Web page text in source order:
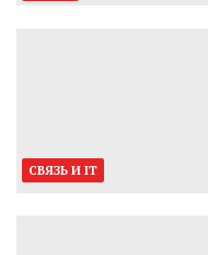
СВЯЗЬ И IT